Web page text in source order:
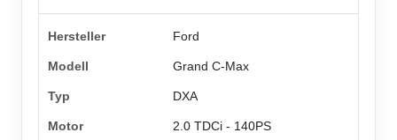
Ford
Grand C-Max
DXA
2.0 TDCi - 140PS